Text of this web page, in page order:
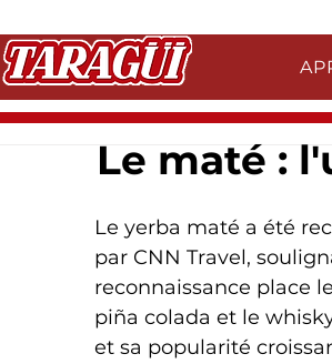
Le maté :
Le yerba maté a été
par CNN Travel,
reconnaissance place
piña colada et le
et sa popularité